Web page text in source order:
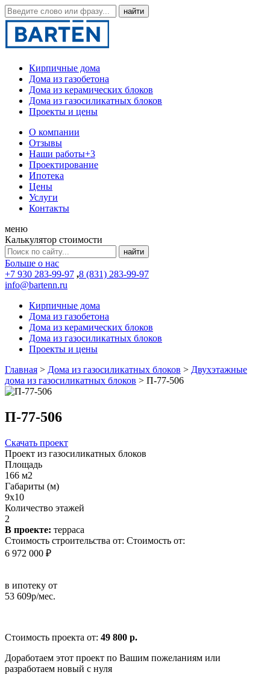
Кирпичные дома
Дома из газобетона
Дома из керамических блоков
Дома из газосиликатных блоков
Проекты и цены
О компании
Отзывы
Наши работы+3
Проектирование
Ипотека
Цены
Услуги
Контакты
меню
Калькулятор стоимости
Больше о нас
+7 930 283-99-97 ,8 (831) 283-99-97
info@bartenn.ru
Кирпичные дома
Дома из газобетона
Дома из керамических блоков
Дома из газосиликатных блоков
Проекты и цены
Главная > Дома из газосиликатных блоков > Двухэтажные
дома из газосиликатных блоков > П-77-506
П-77-506
Скачать проект
Проект из газосиликатных блоков
Площадь
166 м2
Габариты (м)
9х10
Количество этажей
2
В проекте: терраса
Стоимость строительства от: Стоимость от:
6 972 000 ₽
в ипотеку от
53 609р/мес.
Стоимость проекта от: 49 800 р.
Доработаем этот проект по Вашим пожеланиям или
разработаем новый с нуля